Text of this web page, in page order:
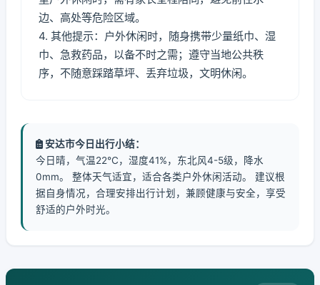
边、高处等危险区域。
4. 其他提示：户外休闲时，随身携带少量纸巾、湿
巾、急救药品，以备不时之需；遵守当地公共秩
序，不随意踩踏草坪、丢弃垃圾，文明休闲。
安达市今日出行小结：
今日晴，气温22℃，湿度41%，东北风4-5级，降水
0mm。 整体天气适宜，适合各类户外休闲活动。 建议根
据自身情况，合理安排出行计划，兼顾健康与安全，享受
舒适的户外时光。